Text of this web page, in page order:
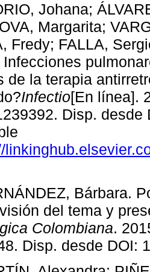
Johana;
Margarita;
Fredy; FALLA,
Infecciones
de la terapia
Infectio[En línea].
Disp.
Bárbara.
del tema y
Colombiana.
Disp. desde DOI: